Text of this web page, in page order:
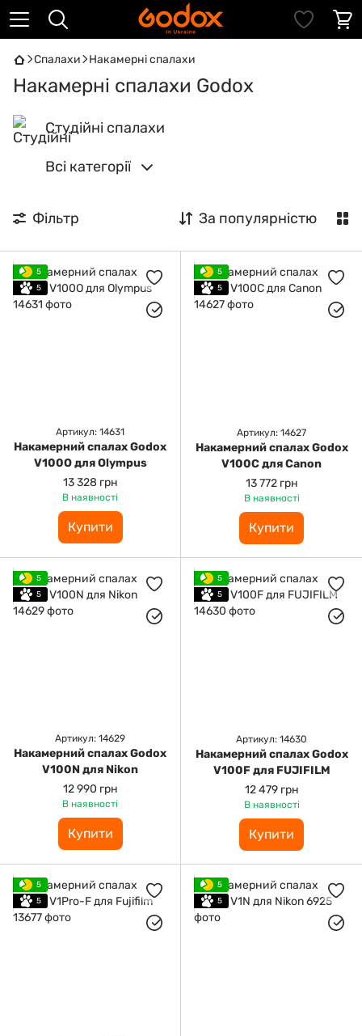
Спалахи Накамерні спалахи
Накамерні спалахи Godox
Студійні спалахи
Всі категорії
Фільтр За популярністю
5
5
Артикул: 14631
Накамерний спалах Godox
V100O для Olympus
13 328 грн
В наявності
Купити
5
5
Артикул: 14627
Накамерний спалах Godox
V100C для Canon
13 772 грн
В наявності
Купити
5
5
Артикул: 14629
Накамерний спалах Godox
V100N для Nikon
12 990 грн
В наявності
Купити
5
5
Артикул: 14630
Накамерний спалах Godox
V100F для FUJIFILM
12 479 грн
В наявності
Купити
5
5
5
5